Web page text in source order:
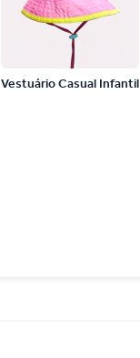
Vestuário Casual Infantil